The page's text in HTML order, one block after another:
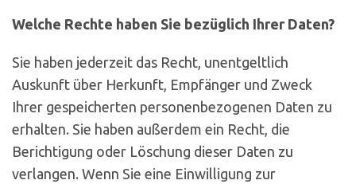
Welche Rechte haben Sie bezüglich Ihrer Daten?
Sie haben jederzeit das Recht, unentgeltlich
Auskunft über Herkunft, Empfänger und Zweck
Ihrer gespeicherten personenbezogenen Daten zu
erhalten. Sie haben außerdem ein Recht, die
Berichtigung oder Löschung dieser Daten zu
verlangen. Wenn Sie eine Einwilligung zur